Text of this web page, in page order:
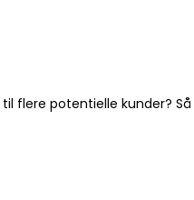
flere potentielle kunder?